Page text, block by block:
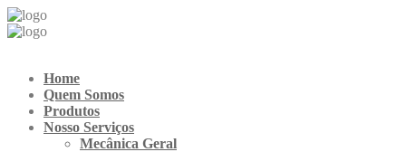
Ir
para
Home
Quem Somos
Produtos
Nosso Serviços
Mecânica Geral